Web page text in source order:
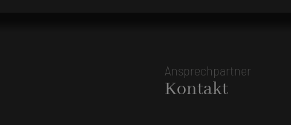
Ansprechpartner
Kontakt